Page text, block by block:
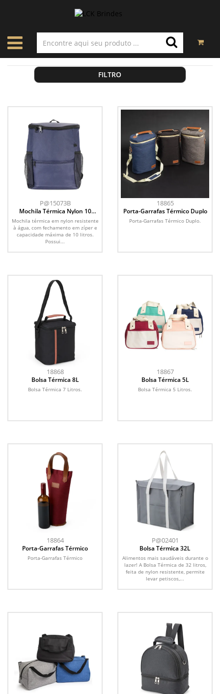
FILTRO
P@15073B
Mochila Térmica Nylon 10
Mochila térmica em nylon resistente
à água, com fechamento em zíper e
capacidade máxima de 10 litros.
Possui...
18865
Porta-Garrafas Térmico Duplo
Porta-Garrafas Térmico Duplo.
18868
Bolsa Térmica 8L
Bolsa Térmica 7 Litros.
18867
Bolsa Térmica 5L
Bolsa Térmica 5 Litros.
18864
Porta-Garrafas Térmico
Porta-Garrafas Térmico
P@02401
Bolsa Térmica 32L
Alimentos mais saudáveis durante o
lazer! A Bolsa Térmica de 32 litros,
feita de nylon resistente, permite
levar petiscos,...